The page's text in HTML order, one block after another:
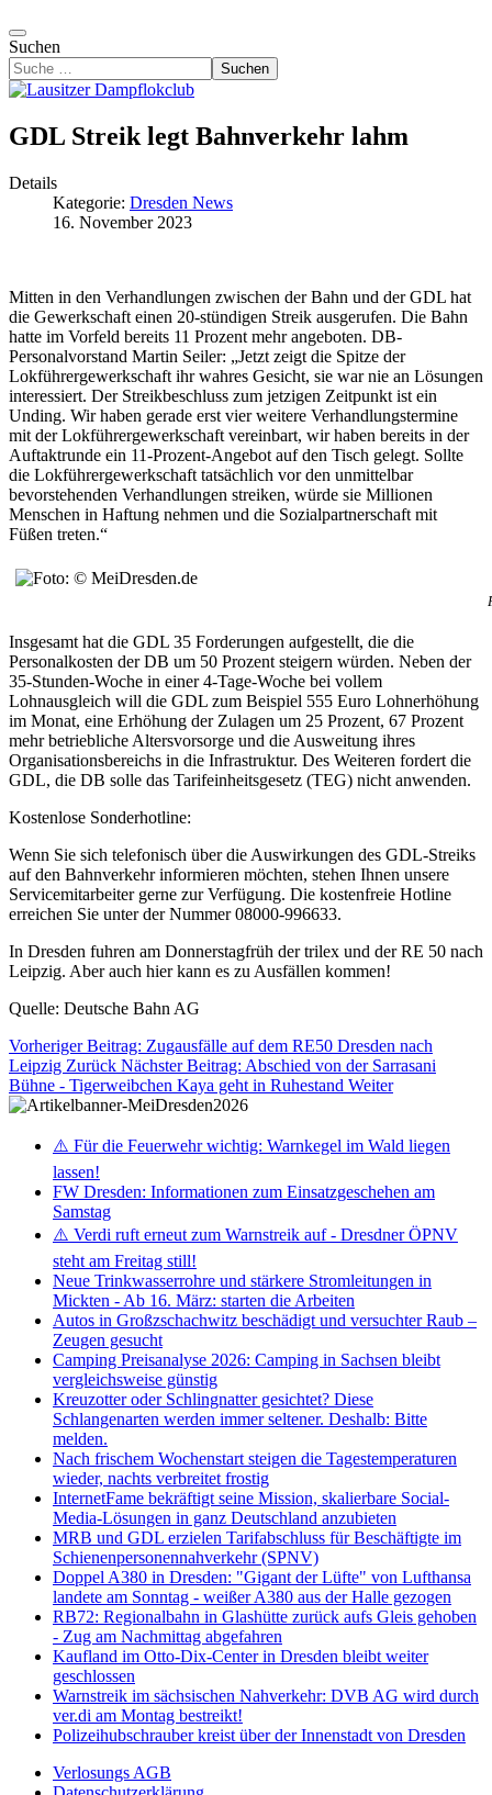
Suchen
Suchen
GDL Streik legt Bahnverkehr lahm
Details
Kategorie: Dresden News
16. November 2023
Mitten in den Verhandlungen zwischen der Bahn und der GDL hat
die Gewerkschaft einen 20-stündigen Streik ausgerufen. Die Bahn
hatte im Vorfeld bereits 11 Prozent mehr angeboten. DB-
Personalvorstand Martin Seiler: „Jetzt zeigt die Spitze der
Lokführergewerkschaft ihr wahres Gesicht, sie war nie an Lösungen
interessiert. Der Streikbeschluss zum jetzigen Zeitpunkt ist ein
Unding. Wir haben gerade erst vier weitere Verhandlungstermine
mit der Lokführergewerkschaft vereinbart, wir haben bereits in der
Auftaktrunde ein 11-Prozent-Angebot auf den Tisch gelegt. Sollte
die Lokführergewerkschaft tatsächlich vor den unmittelbar
bevorstehenden Verhandlungen streiken, würde sie Millionen
Menschen in Haftung nehmen und die Sozialpartnerschaft mit
Füßen treten.“
Insgesamt hat die GDL 35 Forderungen aufgestellt, die die
Personalkosten der DB um 50 Prozent steigern würden. Neben der
35-Stunden-Woche in einer 4-Tage-Woche bei vollem
Lohnausgleich will die GDL zum Beispiel 555 Euro Lohnerhöhung
im Monat, eine Erhöhung der Zulagen um 25 Prozent, 67 Prozent
mehr betriebliche Altersvorsorge und die Ausweitung ihres
Organisationsbereichs in die Infrastruktur. Des Weiteren fordert die
GDL, die DB solle das Tarifeinheitsgesetz (TEG) nicht anwenden.
Kostenlose Sonderhotline:
Wenn Sie sich telefonisch über die Auswirkungen des GDL-Streiks
auf den Bahnverkehr informieren möchten, stehen Ihnen unsere
Servicemitarbeiter gerne zur Verfügung. Die kostenfreie Hotline
erreichen Sie unter der Nummer 08000-996633.
In Dresden fuhren am Donnerstagfrüh der trilex und der RE 50 nach
Leipzig. Aber auch hier kann es zu Ausfällen kommen!
Quelle: Deutsche Bahn AG
Vorheriger Beitrag: Zugausfälle auf dem RE50 Dresden nach
Leipzig Zurück Nächster Beitrag: Abschied von der Sarrasani
Bühne - Tigerweibchen Kaya geht in Ruhestand Weiter
⚠️ Für die Feuerwehr wichtig: Warnkegel im Wald liegen
lassen!
FW Dresden: Informationen zum Einsatzgeschehen am
Samstag
⚠️ Verdi ruft erneut zum Warnstreik auf - Dresdner ÖPNV
steht am Freitag still!
Neue Trinkwasserrohre und stärkere Stromleitungen in
Mickten - Ab 16. März: starten die Arbeiten
Autos in Großzschachwitz beschädigt und versuchter Raub –
Zeugen gesucht
Camping Preisanalyse 2026: Camping in Sachsen bleibt
vergleichsweise günstig
Kreuzotter oder Schlingnatter gesichtet? Diese
Schlangenarten werden immer seltener. Deshalb: Bitte
melden.
Nach frischem Wochenstart steigen die Tagestemperaturen
wieder, nachts verbreitet frostig
InternetFame bekräftigt seine Mission, skalierbare Social-
Media-Lösungen in ganz Deutschland anzubieten
MRB und GDL erzielen Tarifabschluss für Beschäftigte im
Schienenpersonennahverkehr (SPNV)
Doppel A380 in Dresden: "Gigant der Lüfte" von Lufthansa
landete am Sonntag - weißer A380 aus der Halle gezogen
RB72: Regionalbahn in Glashütte zurück aufs Gleis gehoben
- Zug am Nachmittag abgefahren
Kaufland im Otto-Dix-Center in Dresden bleibt weiter
geschlossen
Warnstreik im sächsischen Nahverkehr: DVB AG wird durch
ver.di am Montag bestreikt!
Polizeihubschrauber kreist über der Innenstadt von Dresden
Verlosungs AGB